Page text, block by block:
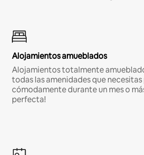
Alojamientos amueblados
Alojamientos totalmente
todas las amenidades que
cómodamente durante un mes o
perfecta!